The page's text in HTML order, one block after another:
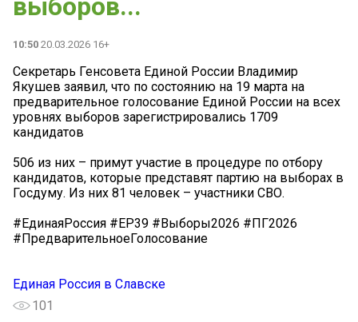
10:50 20.03.2026 16+
Секретарь Генсовета Единой России Владимир
Якушев заявил, что по состоянию на 19 марта на
предварительное голосование Единой России на всех
уровнях выборов зарегистрировались 1709
кандидатов
506 из них – примут участие в процедуре по отбору
кандидатов, которые представят партию на выборах в
Госдуму. Из них 81 человек – участники СВО.
#ЕдинаяРоссия #ЕР39 #Выборы2026 #ПГ2026
#ПредварительноеГолосование
Единая Россия в Славске
101